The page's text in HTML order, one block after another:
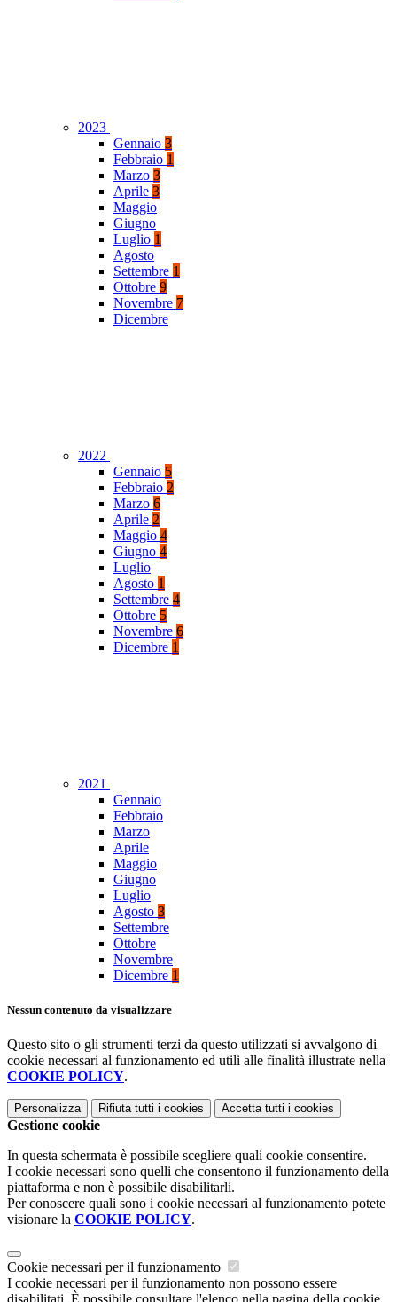
2023
Gennaio 3
Febbraio 1
Marzo 3
Aprile 3
Maggio
Giugno
Luglio 1
Agosto
Settembre 1
Ottobre 9
Novembre 7
Dicembre
2022
Gennaio 5
Febbraio 2
Marzo 6
Aprile 2
Maggio 4
Giugno 4
Luglio
Agosto 1
Settembre 4
Ottobre 5
Novembre 6
Dicembre 1
2021
Gennaio
Febbraio
Marzo
Aprile
Maggio
Giugno
Luglio
Agosto 3
Settembre
Ottobre
Novembre
Dicembre 1
Nessun contenuto da visualizzare
Questo sito o gli strumenti terzi da questo utilizzati si avvalgono di
cookie necessari al funzionamento ed utili alle finalità illustrate nella
COOKIE POLICY.
Personalizza Rifiuta tutti i cookies Accetta tutti i cookies
Gestione cookie
In questa schermata è possibile scegliere quali cookie consentire.
I cookie necessari sono quelli che consentono il funzionamento della
piattaforma e non è possibile disabilitarli.
Per conoscere quali sono i cookie necessari al funzionamento potete
visionare la COOKIE POLICY.
Cookie necessari per il funzionamento
I cookie necessari per il funzionamento non possono essere